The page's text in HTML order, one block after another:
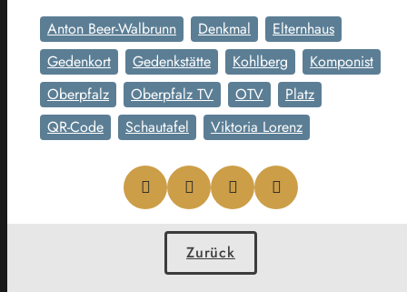
Anton Beer-Walbrunn Denkmal
Elternhaus
Gedenkort
Gedenkstätte Kohlberg
Komponist
Oberpfalz
Oberpfalz TV OTV
Platz
QR-Code
Schautafel Viktoria Lorenz
Zurück